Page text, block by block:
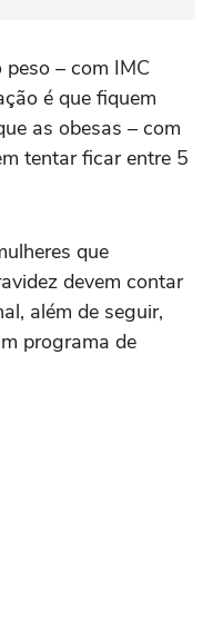
– com IMC
é que fiquem
as obesas – com
tentar ficar entre 5
que
devem contar
além de seguir,
programa de